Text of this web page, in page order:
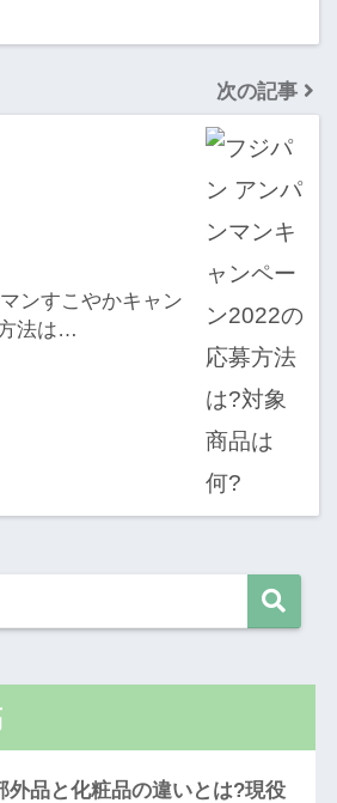
次の記事
ンすこやかキャン
法は…
外品と化粧品の違いとは?現役